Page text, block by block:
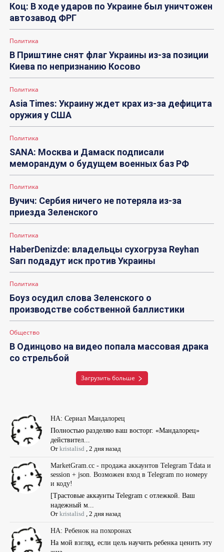
Коц: В ходе ударов по Украине был уничтожен
автозавод ФРГ
Политика
В Приштине снят флаг Украины из-за позиции
Киева по непризнанию Косово
Политика
Asia Times: Украину ждет крах из-за дефицита
оружия у США
Политика
SANA: Москва и Дамаск подписали
меморандум о будущем военных баз РФ
Политика
Вучич: Сербия ничего не потеряла из-за
приезда Зеленского
Политика
HaberDenizde: владельцы сухогруза Reyhan
Sarı подадут иск против Украины
Политика
Боуз осудил слова Зеленского о
производстве собственной баллистики
Общество
В Одинцово на видео попала массовая драка
со стрельбой
Загрузить больше
НА: Сериал Мандалорец
Полностью разделяю ваш восторг. «Мандалорец»
действител...
Отkristalisd ,2 дня назад
MarketGram.cc - продажа аккаунтов Telegram Tdata и
session + json. Возможен вход в Telegram по номеру
и коду!
[Tрастовые аккаунты Telegram с отлежкой. Ваш
надежный м...
Отkristalisd ,2 дня назад
НА: Ребенок на похоронах
На мой взгляд, если цель научить ребенка ценить эту